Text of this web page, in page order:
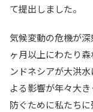
て提出しました。
気候変動の危機が
ヶ月以上にわたり
ンドネシアが大洪
よる影響が年々大
防ぐために私たち